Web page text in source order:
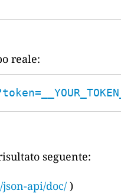
reale:
seguente:
api/doc/ )